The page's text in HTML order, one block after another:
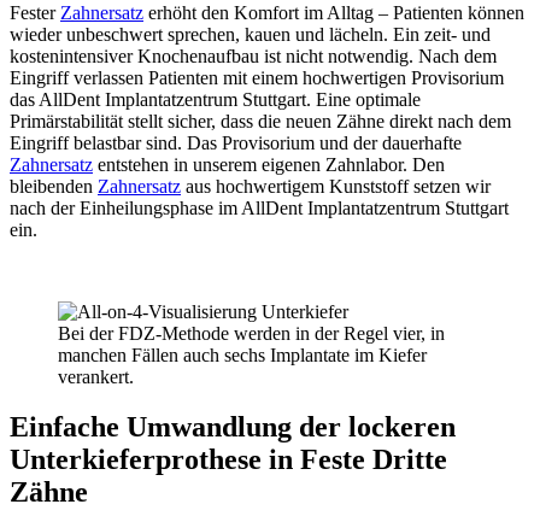
Fester Zahnersatz erhöht den Komfort im Alltag – Patienten können
wieder unbeschwert sprechen, kauen und lächeln. Ein zeit- und
kostenintensiver Knochenaufbau ist nicht notwendig. Nach dem
Eingriff verlassen Patienten mit einem hochwertigen Provisorium
das AllDent Implantatzentrum Stuttgart. Eine optimale
Primärstabilität stellt sicher, dass die neuen Zähne direkt nach dem
Eingriff belastbar sind. Das Provisorium und der dauerhafte
Zahnersatz entstehen in unserem eigenen Zahnlabor. Den
bleibenden Zahnersatz aus hochwertigem Kunststoff setzen wir
nach der Einheilungsphase im AllDent Implantatzentrum Stuttgart
ein.
Bei der FDZ-Methode werden in der Regel vier, in
manchen Fällen auch sechs Implantate im Kiefer
verankert.
Einfache Umwandlung der lockeren
Unterkieferprothese in Feste Dritte
Zähne